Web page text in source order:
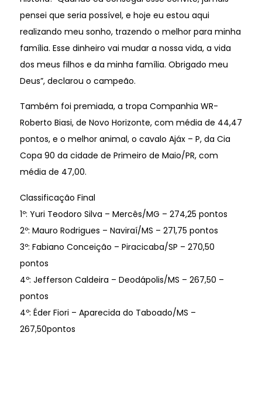
pensei que seria possível, e hoje eu estou aqui
realizando meu sonho, trazendo o melhor para minha
família. Esse dinheiro vai mudar a nossa vida, a vida
dos meus filhos e da minha família. Obrigado meu
Deus”, declarou o campeão.
Também foi premiada, a tropa Companhia WR-
Roberto Biasi, de Novo Horizonte, com média de 44,47
pontos, e o melhor animal, o cavalo Ajáx – P, da Cia
Copa 90 da cidade de Primeiro de Maio/PR, com
média de 47,00.
Classificação Final
1º: Yuri Teodoro Silva – Mercês/MG – 274,25 pontos
2º: Mauro Rodrigues – Naviraí/MS – 271,75 pontos
3º: Fabiano Conceição – Piracicaba/SP – 270,50
pontos
4º: Jefferson Caldeira – Deodápolis/MS – 267,50 –
pontos
4º: Éder Fiori – Aparecida do Taboado/MS –
267,50pontos